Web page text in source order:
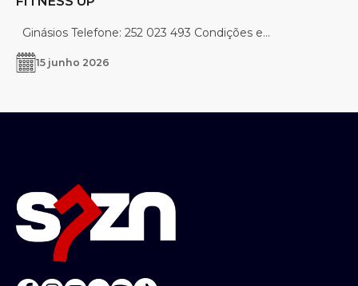
Ginásios Telefone: 252 023 493 Condições e...
15 junho 2026